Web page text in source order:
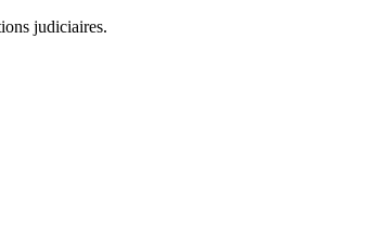
judiciaires.